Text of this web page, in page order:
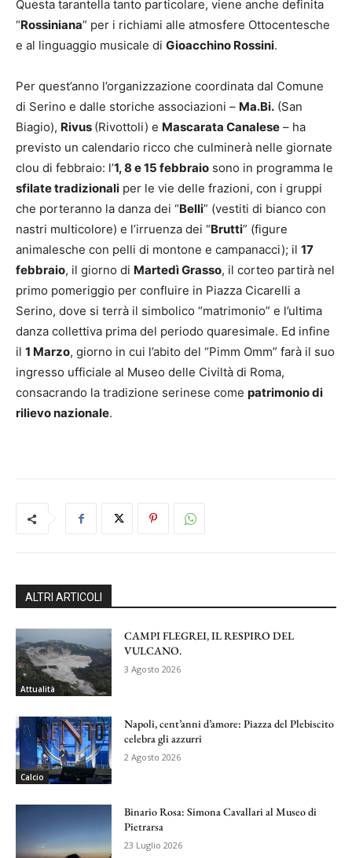
Questa tarantella tanto particolare, viene anche definita
“Rossiniana” per i richiami alle atmosfere Ottocentesche
e al linguaggio musicale di Gioacchino Rossini.
Per quest’anno l’organizzazione coordinata dal Comune
di Serino e dalle storiche associazioni – Ma.Bi. (San
Biagio), Rivus (Rivottoli) e Mascarata Canalese – ha
previsto un calendario ricco che culminerà nelle giornate
clou di febbraio: l’1, 8 e 15 febbraio sono in programma le
sfilate tradizionali per le vie delle frazioni, con i gruppi
che porteranno la danza dei “Belli” (vestiti di bianco con
nastri multicolore) e l’irruenza dei “Brutti” (figure
animalesche con pelli di montone e campanacci); il 17
febbraio, il giorno di Martedì Grasso, il corteo partirà nel
primo pomeriggio per confluire in Piazza Cicarelli a
Serino, dove si terrà il simbolico “matrimonio” e l’ultima
danza collettiva prima del periodo quaresimale. Ed infine
il 1 Marzo, giorno in cui l’abito del “Pimm Omm” farà il suo
ingresso ufficiale al Museo delle Civiltà di Roma,
consacrando la tradizione serinese come patrimonio di
rilievo nazionale.
ALTRI ARTICOLI
Attualità
CAMPI FLEGREI, IL RESPIRO DEL
VULCANO.
3 Agosto 2026
Calcio
Napoli, cent’anni d’amore: Piazza del Plebiscito
celebra gli azzurri
2 Agosto 2026
Binario Rosa: Simona Cavallari al Museo di
Pietrarsa
23 Luglio 2026